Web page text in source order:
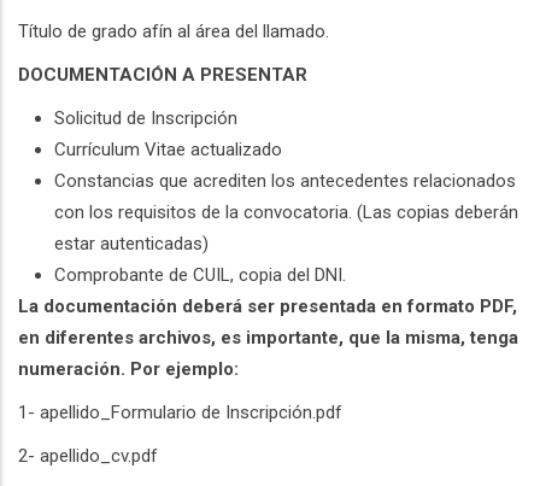
Título de grado afín al área del llamado.
DOCUMENTACIÓN A PRESENTAR
Solicitud de Inscripción
Currículum Vitae actualizado
Constancias que acrediten los antecedentes relacionados
con los requisitos de la convocatoria. (Las copias deberán
estar autenticadas)
Comprobante de CUIL, copia del DNI.
La documentación deberá ser presentada en formato PDF,
en diferentes archivos, es importante, que la misma, tenga
numeración. Por ejemplo:
1- apellido_Formulario de Inscripción.pdf
2- apellido_cv.pdf